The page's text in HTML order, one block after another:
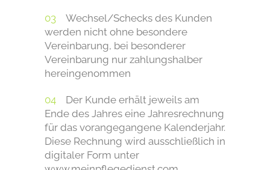
Wechsel/Schecks des Kunden
werden nicht ohne besondere
Vereinbarung, bei besonderer
Vereinbarung nur zahlungshalber
hereingenommen
Der Kunde erhält jeweils am
Ende des Jahres eine Jahresrechnung
für das vorangegangene Kalenderjahr.
Diese Rechnung wird ausschließlich in
digitaler Form unter